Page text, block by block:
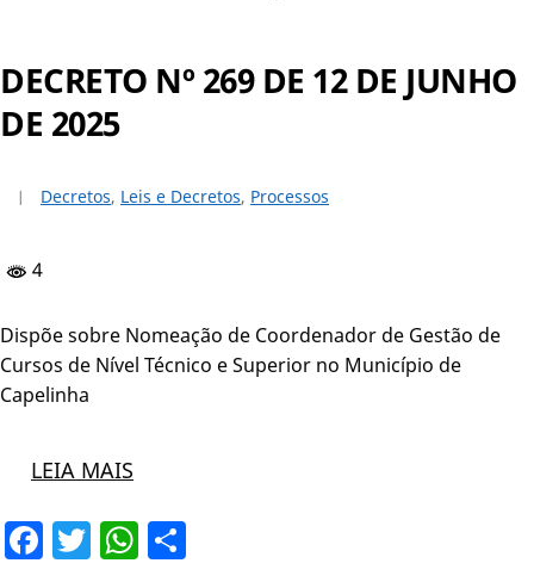
DECRETO Nº 269 DE 12 DE JUNHO
DE 2025
Decretos, Leis e Decretos, Processos
4
Dispõe sobre Nomeação de Coordenador de Gestão de
Cursos de Nível Técnico e Superior no Município de
Capelinha
LEIA MAIS
Facebook
TwitterWhatsApp